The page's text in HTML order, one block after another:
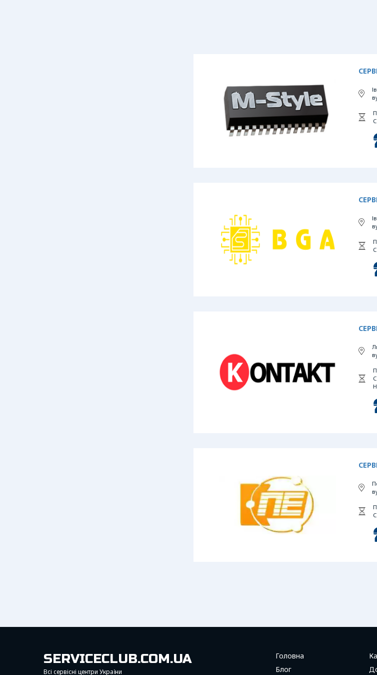
SERVICECLUB.COM.UA
Всі сервісні центри України
Головна
Блог